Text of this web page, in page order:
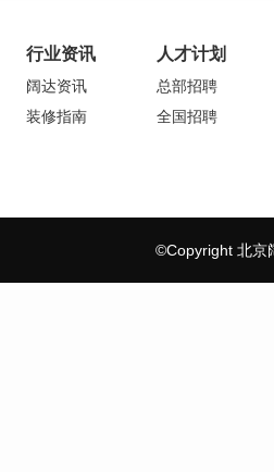
行业资讯
阔达资讯
装修指南
人才计划
总部招聘
全国招聘
©Copyright 北京